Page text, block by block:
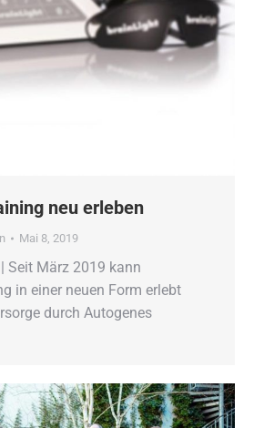
neu erleben
Mai 8, 2019
Seit März 2019 kann
in einer neuen Form erlebt
durch Autogenes